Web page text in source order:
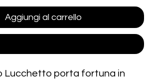
Aggiungi al carrello
Lucchetto porta fortuna in